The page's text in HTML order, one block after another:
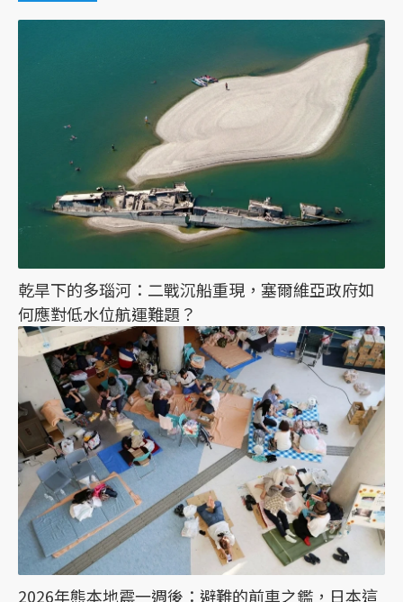
乾旱下的多瑙河：二戰沉船重現，塞爾維亞政府如
何應對低水位航運難題？
2026年熊本地震一週後：避難的前車之鑑，日本這